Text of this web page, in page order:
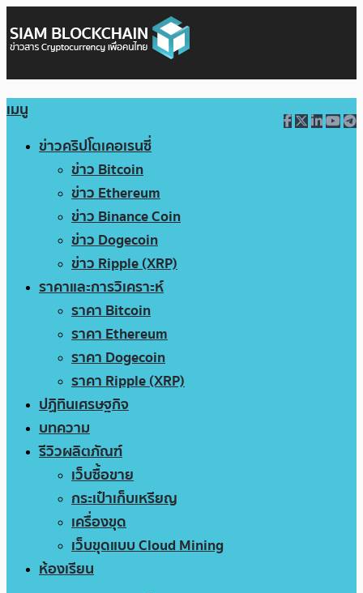
เมนู
ข่าวคริปโตเคอเรนซี่
ข่าว Bitcoin
ข่าว Ethereum
ข่าว Binance Coin
ข่าว Dogecoin
ข่าว Ripple (XRP)
ราคาและการวิเคราะห์
ราคา Bitcoin
ราคา Ethereum
ราคา Dogecoin
ราคา Ripple (XRP)
ปฏิทินเศรษฐกิจ
บทความ
รีวิวผลิตภัณฑ์
เว็บซื้อขาย
กระเป๋าเก็บเหรียญ
เครื่องขุด
เว็บขุดแบบ Cloud Mining
ห้องเรียน